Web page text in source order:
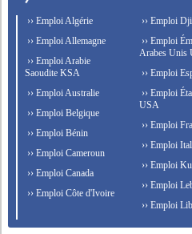
›› Emploi Algérie
›› Emploi Allemagne
›› Emploi Arabie
Saoudite KSA
›› Emploi Australie
›› Emploi Belgique
›› Emploi Bénin
›› Emploi Cameroun
›› Emploi Canada
›› Emploi Côte d'Ivoire
›› Emploi
›› Emploi
Arabes Unis
›› Emploi
›› Emploi
USA
›› Emploi
›› Emploi
›› Emploi
›› Emploi
›› Emploi